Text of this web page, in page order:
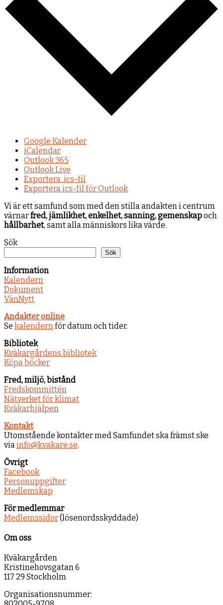
Google Kalender
iCalendar
Outlook 365
Outlook Live
Exportera .ics-fil
Exportera ics-fil för Outlook
Vi är ett samfund som med den stilla andakten i centrum
värnarfred, jämlikhet, enkelhet, sanning, gemenskapoch
hållbarhet, samt alla människors lika värde.
Sök
Sök
Information
Kalendern
Dokument
VänNytt
Andakter online
Se kalendern för datum och tider.
Bibliotek
Kväkargårdens bibliotek
Köpa böcker
Fred, miljö, bistånd
Fredskommittén
Nätverket för klimat
Kväkarhjälpen
Kontakt
Utomstående kontakter med Samfundet ska främst ske
via info@kvakare.se.
Övrigt
Facebook
Personuppgifter
Medlemskap
För medlemmar
Medlemssidor(lösenordsskyddade)
Om oss
Kväkargården
Kristinehovsgatan 6
117 29 Stockholm
Organisationsnummer: